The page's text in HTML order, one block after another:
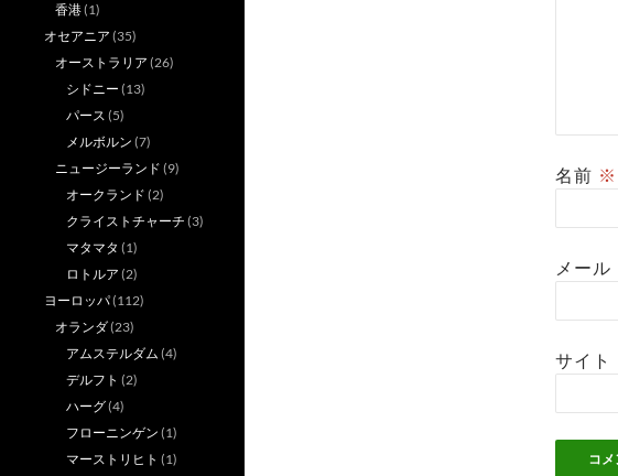
名前 ※
メール
サイト
香港(1)
オセアニア (35)
オーストラリア (26)
シドニー (13)
パース (5)
メルボルン (7)
ニュージーランド (9)
オークランド (2)
クライストチャーチ (3)
マタマタ (1)
ロトルア (2)
ヨーロッパ(112)
オランダ(23)
アムステルダム (4)
デルフト (2)
ハーグ(4)
フローニンゲン (1)
マーストリヒト (1)